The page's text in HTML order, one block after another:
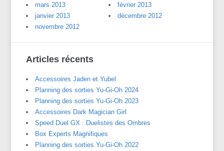
mars 2013
février 2013
janvier 2013
décembre 2012
novembre 2012
Articles récents
Accessoires Jaden et Yubel
Planning des sorties Yu-Gi-Oh 2024
Planning des sorties Yu-Gi-Oh 2023
Accessoires Dark Magician Girl
Speed Duel GX : Duelistes des Ombres
Box Experts Magnifiques
Planning des sorties Yu-Gi-Oh 2022